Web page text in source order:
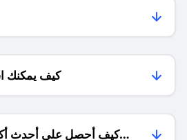
كيف يمكنك
كيف أحصل على أحدث